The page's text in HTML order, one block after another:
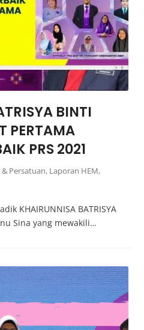
BINTI
PERTAMA
PRS 2021
& Persatuan, Laporan HEM,
KHAIRUNNISA BATRISYA
Sina yang mewakili…